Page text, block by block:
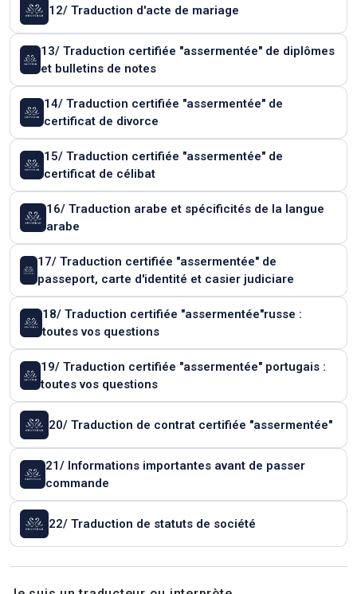
12/ Traduction d'acte de mariage
13/ Traduction certifiée "assermentée" de diplômes
et bulletins de notes
14/ Traduction certifiée "assermentée" de
certificat de divorce
15/ Traduction certifiée "assermentée" de
certificat de célibat
16/ Traduction arabe et spécificités de la langue
arabe
17/ Traduction certifiée "assermentée" de
passeport, carte d'identité et casier judiciare
18/ Traduction certifiée "assermentée"russe :
toutes vos questions
19/ Traduction certifiée "assermentée" portugais :
toutes vos questions
20/ Traduction de contrat certifiée "assermentée"
21/ Informations importantes avant de passer
commande
22/ Traduction de statuts de société